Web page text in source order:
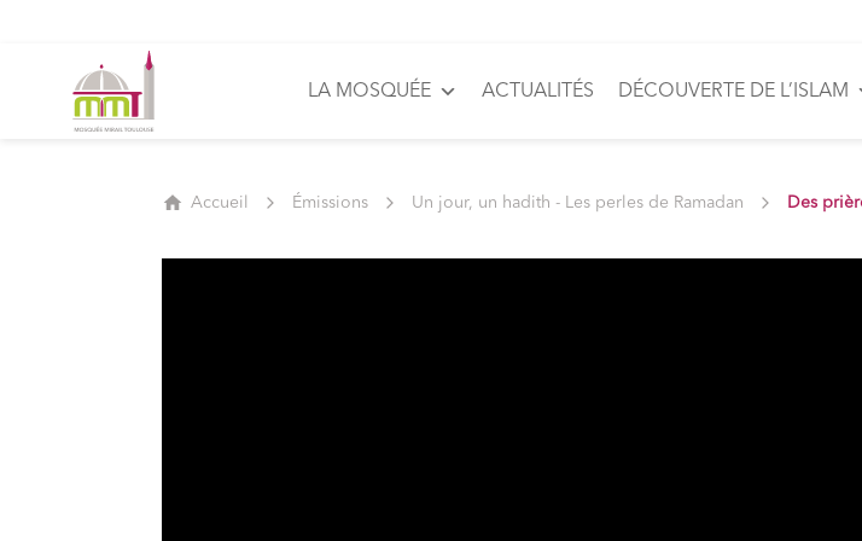
LA MOSQUÉE ACTUALITÉS DÉCOUVERTE DE L’ISLAM
Accueil Émissions Un jour, un hadith - Les perles de Ramadan Des